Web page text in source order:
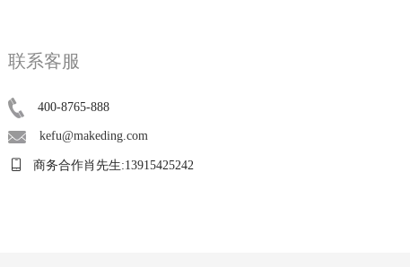
联系客服
400-8765-888
kefu@makeding.com
商务合作肖先生:13915425242